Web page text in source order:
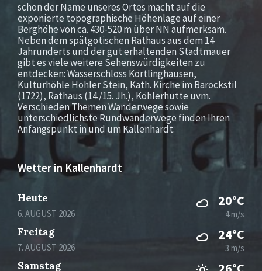
schon der Name unseres Ortes macht auf die
exponierte topographische Höhenlage auf einer
Berghöhe von ca. 430-520 m über NN aufmerksam.
Neben dem spätgotischen Rathaus aus dem 14
Jahrunderts und der gut erhaltenden Stadtmauer
gibt es viele weitere Sehenswürdigkeiten zu
entdecken: Wasserschloss Körtlinghausen,
Kulturhöhle Hohler Stein, Kath. Kirche im Barockstil
(1722), Rathaus (14./15. Jh.), Köhlerhütte uvm.
Verschieden Themen Wanderwege sowie
unterschiedlichste Rundwanderwege finden Ihren
Anfangspunkt in und um Kallenhardt.
Wetter in Kallenhardt
Heute
6. AUGUST 2026
20°C
4 m/s
Freitag
7. AUGUST 2026
24°C
3 m/s
Samstag